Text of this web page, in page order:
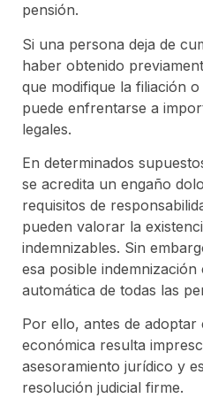
pensión.
Si una persona deja de
haber obtenido
que modifique la filiación
puede enfrentarse a
legales.
En determinados
se acredita un engaño
requisitos de
pueden valorar la
indemnizables. Sin
esa posible
automática de todas las
Por ello, antes de adoptar
económica resulta
asesoramiento jurídico y
resolución judicial firme.